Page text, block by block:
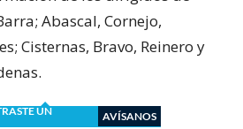
Abascal, Cornejo,
Cisternas, Bravo, Reinero y
UN
AVÍSANOS